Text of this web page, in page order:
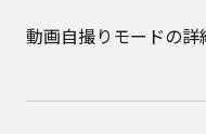
動画自撮りモードの詳